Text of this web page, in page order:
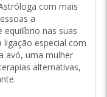
com mais
a
nas suas
especial com
avó, uma mulher
alternativas,